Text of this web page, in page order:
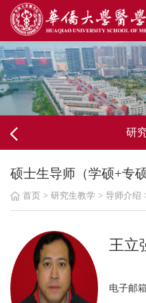
研
硕士生导师（学硕+专硕
首页 > 研究生教学 > 导师介绍
王立
电子邮